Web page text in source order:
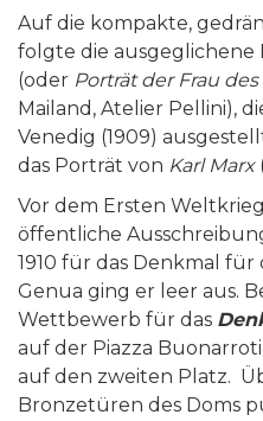
Auf die kompakte,
folgte die
(oder Porträt der Frau des
Mailand, Atelier Pellini),
Venedig (1909)
das Porträt von Karl Marx
Vor dem Ersten
öffentliche
1910 für das Denkmal
Genua ging er leer aus.
Wettbewerb für das
auf der Piazza Buonarroti
auf den zweiten Platz.
Bronzetüren des Doms